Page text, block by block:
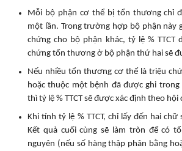
Mỗi bộ phận cơ thể bị tổn thương chỉ
một lần. Trong trường hợp bộ phận này
chứng cho bộ phận khác, tỷ lệ % TTCT
chứng tổn thương ở bộ phận thứ hai sẽ
Nếu nhiều tổn thương cơ thể là triệu
hoặc thuộc một bệnh đã được ghi trong
thì tỷ lệ % TTCT sẽ được xác định theo
Khi tính tỷ lệ % TTCT, chỉ lấy đến hai
Kết quả cuối cùng sẽ làm tròn để có
nguyên (nếu số hàng thập phân bằng